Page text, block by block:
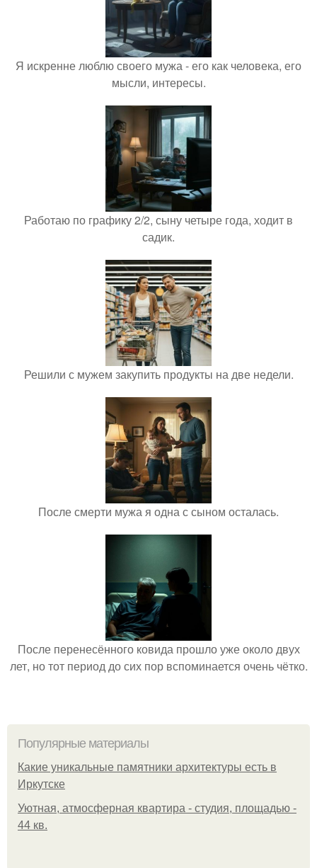
Я искренне люблю своего мужа - его как человека, его
мысли, интересы.
Работаю по графику 2/2, сыну четыре года, ходит в
садик.
Решили с мужем закупить продукты на две недели.
После смерти мужа я одна с сыном осталась.
После перенесённого ковида прошло уже около двух
лет, но тот период до сих пор вспоминается очень чётко.
Популярные материалы
Какие уникальные памятники архитектуры есть в
Иркутске
Уютная, атмосферная квартира - студия, площадью -
44 кв.